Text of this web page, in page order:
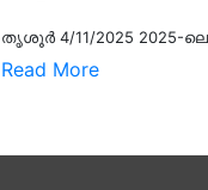
തൃശൂര്‍ 4/11/2025 2025-
Read More